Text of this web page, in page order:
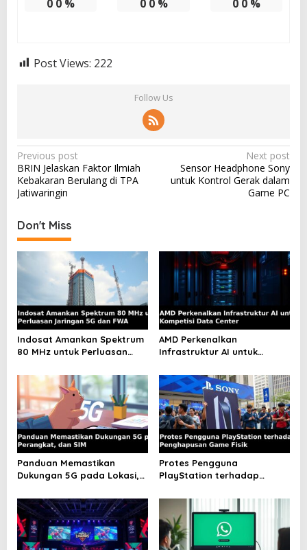
0 0 % 0 0% 0 0%
Post Views: 222
Follow Us
P
o
s
t
n
a
v
g
a
t
i
o
n
Previous post
BRIN Jelaskan Faktor Ilmiah
Kebakaran Berulang di TPA
Jatiwaringin
Next post
Sensor Headphone Sony
untuk Kontrol Gerak dalam
Game PC
Don't Miss
Indosat Amankan Spektrum
80 MHz untuk Perluasan
AMD Perkenalkan
Infrastruktur AI untuk
Panduan Memastikan
Dukungan 5G pada Lokasi,
Protes Pengguna
PlayStation terhadap